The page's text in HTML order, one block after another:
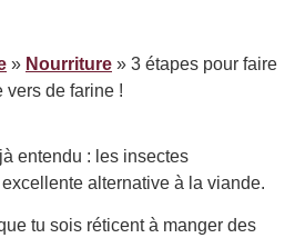
» Nourriture » 3 étapes pour faire
vers de farine !
entendu : les insectes
alternative à la viande.
tu sois réticent à manger des